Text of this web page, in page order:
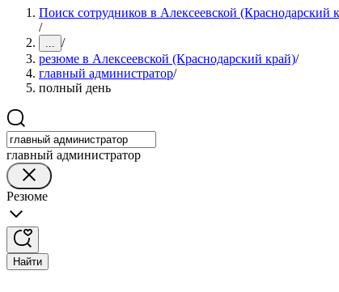
Поиск сотрудников в Алексеевской (Краснодарский
/
... /
резюме в Алексеевской (Краснодарский край)/
главный администратор/
полный день
главный администратор
Резюме
Найти